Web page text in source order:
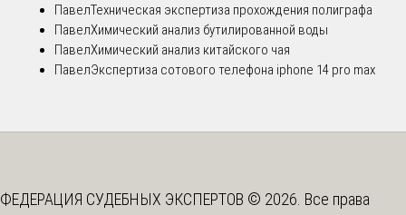
ПавелТехническая экспертиза прохождения полиграфа
ПавелХимический анализ бутилированной воды
ПавелХимический анализ китайского чая
ПавелЭкспертиза сотового телефона iphone 14 pro max
ФЕДЕРАЦИЯ СУДЕБНЫХ ЭКСПЕРТОВ © 2026. Все права